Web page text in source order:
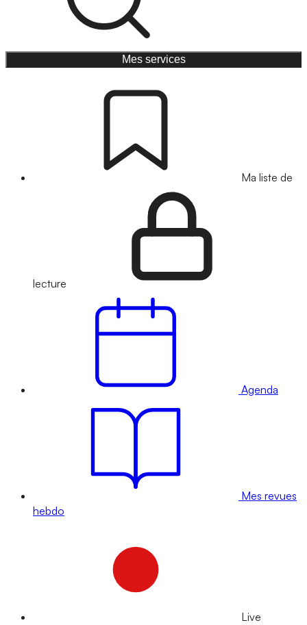
Mes services
Ma liste de
lecture
Agenda
Mes revues
hebdo
Live